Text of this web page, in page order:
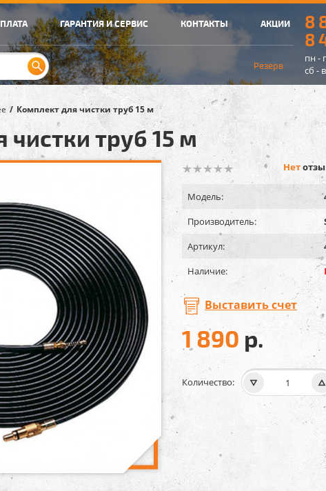
ГАРАНТИЯ И СЕРВИС КОНТАКТЫ АКЦИИ
Резерв
8
8
пн -
сб -
Комплект для чистки труб 15 м
труб 15 м
Нет
Модель:
Производитель:
Артикул:
Наличие:
Выставить счет
1 890 р.
Количество: